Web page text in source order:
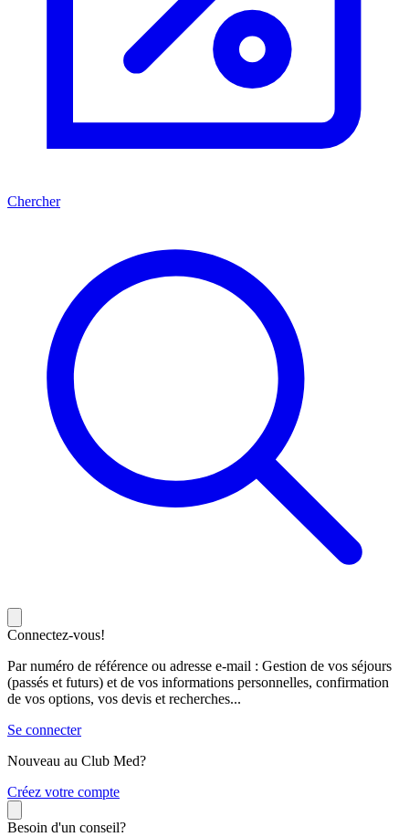
Chercher
Connectez-vous!
Par numéro de référence ou adresse e-mail : Gestion de vos séjours
(passés et futurs) et de vos informations personnelles, confirmation
de vos options, vos devis et recherches...
Se connecter
Nouveau au Club Med?
Créez votre compte
Besoin d'un conseil?